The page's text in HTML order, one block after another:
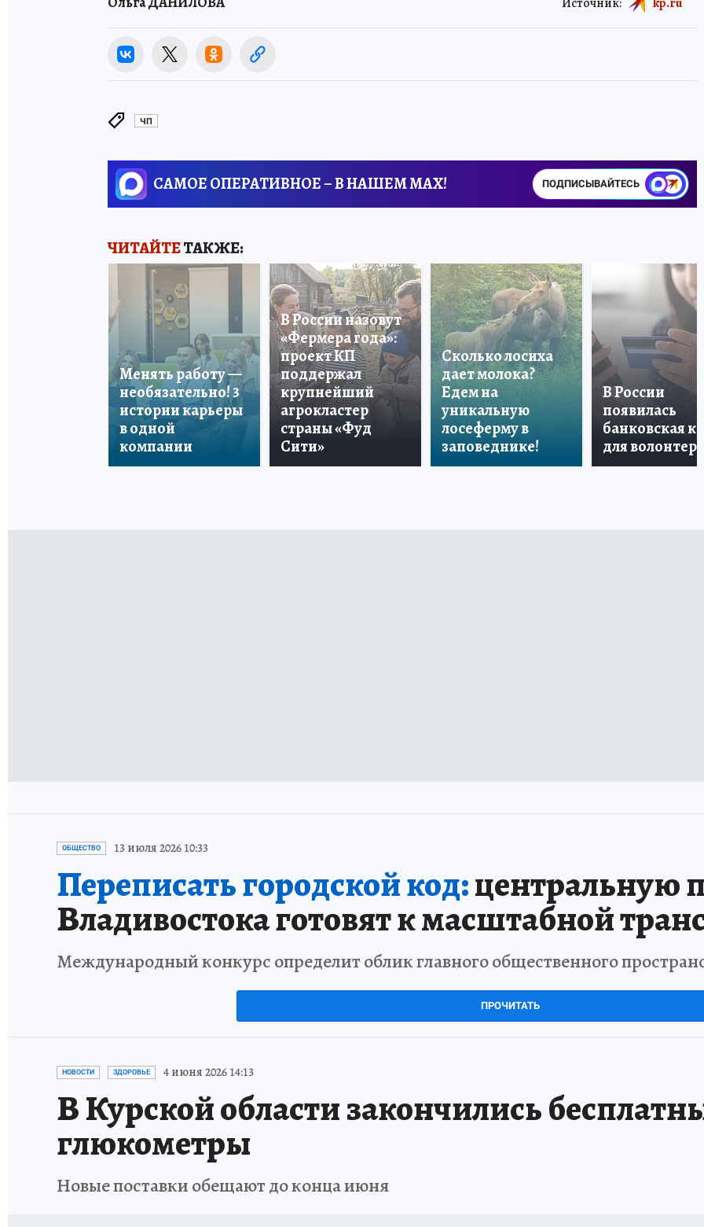
ЧП
САМОЕ ОПЕРАТИВНОЕ – В НАШЕМ MAX! ПОДПИСЫВАЙТЕСЬ
ЧИТАЙТЕТАКЖЕ:
Менять работу —
необязательно! 3
истории карьеры
в одной
компании
В России назовут
«Фермера года»:
проект КП
поддержал
крупнейший
агрокластер
страны «Фуд
Сити»
Сколько лосиха
дает молока?
Едем на
уникальную
лосеферму в
заповеднике!
В России
появилась
банковская
для волонтеров
ОБЩЕСТВО 13 июля 2026 10:33
Переписать городской код:центральную
Владивостока готовят к масштабной
Международный конкурс определит облик главного общественного
ПРОЧИТАТЬ
НОВОСТИ ЗДОРОВЬЕ 4 июня 2026 14:13
В Курской области закончились
глюкометры
Новые поставки обещают до конца июня